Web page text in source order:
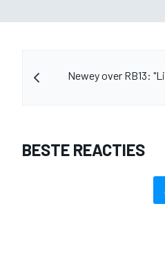
Newey over RB13:
BESTE REACTIES